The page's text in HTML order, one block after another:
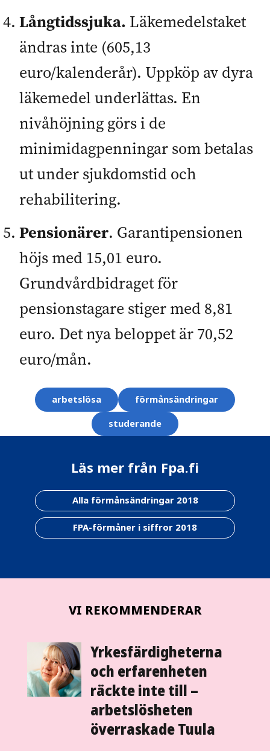
Långtidssjuka. Läkemedelstaket
ändras inte (605,13
euro/kalenderår). Uppköp av dyra
läkemedel underlättas. En
nivåhöjning görs i de
minimidagpenningar som betalas
ut under sjukdomstid och
rehabilitering.
Pensionärer. Garantipensionen
höjs med 15,01 euro.
Grundvårdbidraget för
pensionstagare stiger med 8,81
euro. Det nya beloppet är 70,52
euro/mån.
Ämnesord
arbetslösa
förmånsändringar
studerande
Läs mer från Fpa.fi
Alla förmånsändringar 2018
FPA-förmåner i siffror 2018
VI REKOMMENDERAR
Yrkesfärdigheterna
och erfaren­heten
räckte inte till –
arbetslös­heten
överraskade Tuula